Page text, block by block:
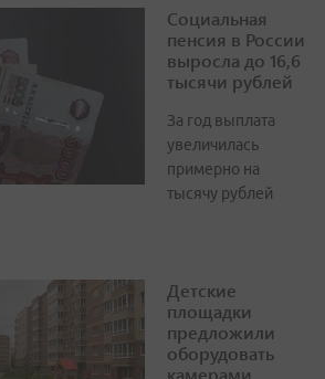
Социальная
пенсия в России
выросла до 16,6
тысячи рублей
За год выплата
увеличилась
примерно на
тысячу рублей
Детские
площадки
предложили
оборудовать